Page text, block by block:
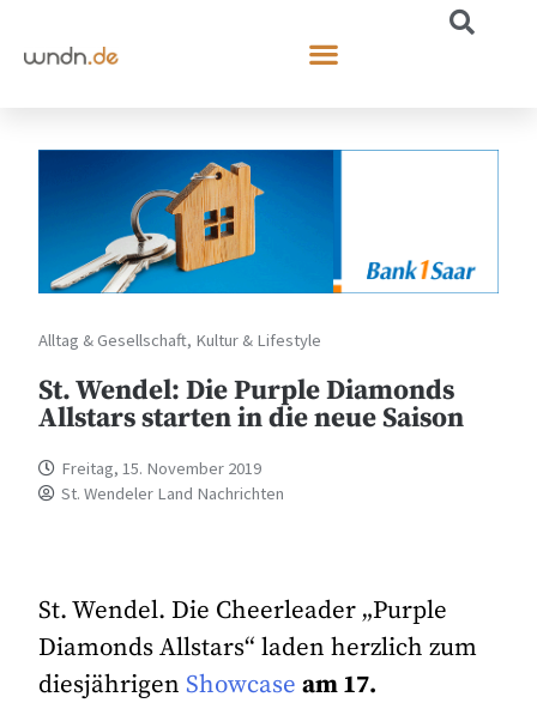
Alltag & Gesellschaft, Kultur & Lifestyle
St. Wendel: Die Purple Diamonds
Allstars starten in die neue Saison
Freitag, 15. November 2019
St. Wendeler Land Nachrichten
St. Wendel. Die Cheerleader „Purple
Diamonds Allstars“ laden herzlich zum
diesjährigenShowcase am 17.